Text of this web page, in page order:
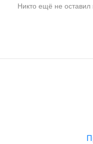
Никто ещё не